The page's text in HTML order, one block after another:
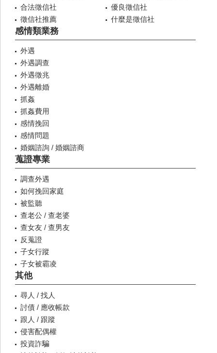
合法徵信社
優良徵信社
徵信社推薦
什麼是徵信社
感情類業務
外遇
外遇調查
外遇徵兆
外遇離婚
抓姦
抓姦費用
感情挽回
感情問題
婚姻諮詢 / 婚姻諮商
蒐證專業
調查外遇
如何挽回家庭
被監聽
查老公 / 查老婆
查女友 / 查男友
反蒐證
子女行蹤
子女被霸凌
其他
尋人 / 找人
討債 / 應收帳款
跟人 / 跟蹤
侵害配偶權
投資詐騙